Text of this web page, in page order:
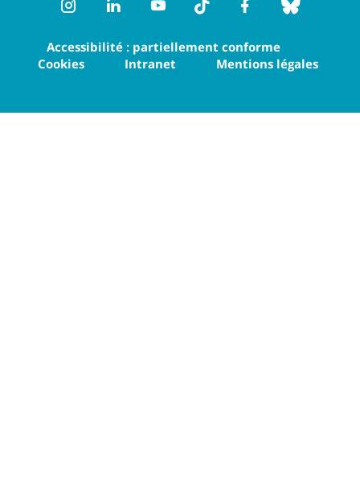
Accessibilité : partiellement conforme
Cookies
Intranet Mentions légales